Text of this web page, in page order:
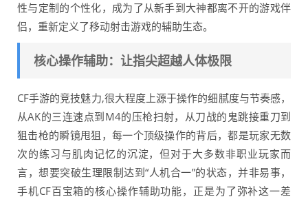
性与定制的个性化，成为了从新手到大神都离不开的游戏伴
侣，重新定义了移动射击游戏的辅助生态。
核心操作辅助：让指尖超越人体极限
CF手游的竞技魅力,很大程度上源于操作的细腻度与节奏感，
从AK的三连速点到M4的压枪扫射，从刀战的鬼跳接重刀到
狙击枪的瞬镜甩狙，每一个顶级操作的背后，都是玩家无数
次的练习与肌肉记忆的沉淀，但对于大多数非职业玩家而
言，想要突破生理限制达到“人机合一”的状态，并非易事，
手机CF百宝箱的核心操作辅助功能，正是为了弥补这一差